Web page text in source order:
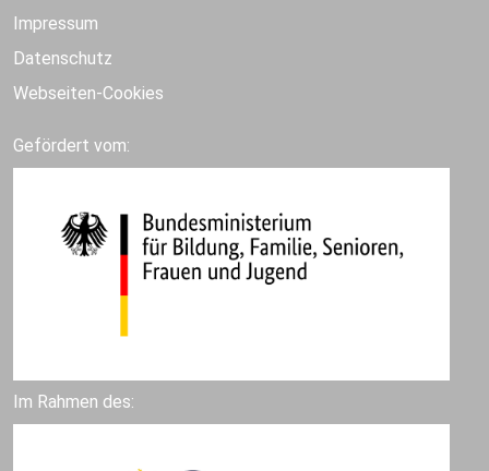
Impressum
Datenschutz
Webseiten-Cookies
Gefördert vom:
Im Rahmen des: